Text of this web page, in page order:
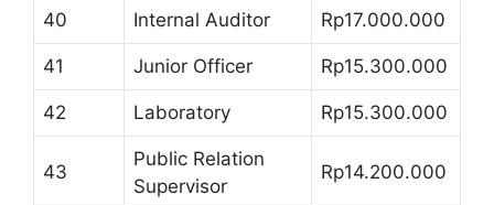
40 Internal Auditor Rp17.000.000
41 Junior Officer Rp15.300.000
42 Laboratory Rp15.300.000
43
Public Relation
Supervisor
Rp14.200.000